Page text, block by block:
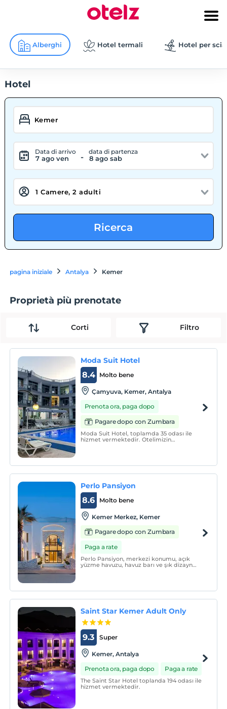
Alberghi Hotel termali Hotel per
Hotel
Data di arrivo
7 ago ven -
data di partenza
8 ago sab
Ricerca
pagina iniziale Antalya Kemer
Proprietà più prenotate
Corti Filtro
Moda Suit Hotel
Molto bene
8.4
Çamyuva, Kemer, Antalya
Prenota ora, paga dopo
Pagare dopo con Zumbara
Moda Suit Hotel, toplamda 35 odası ile
hizmet vermektedir. Otelimizin
mesafesindeyiz. Ücretsiz plajımız
Perlo Pansiyon
Molto bene
8.6
Kemer Merkez, Kemer
Pagare dopo con Zumbara
Paga a rate
Perlo Pansiyon, merkezi konumu, açık
yüzme havuzu, havuz barı ve şık dizayn
Saint Star Kemer Adult Only
Super
9.3
Kemer, Antalya
Prenota ora, paga dopo
Paga a rate
The Saint Star Hotel toplanda 194 odası ile
hizmet vermektedir.